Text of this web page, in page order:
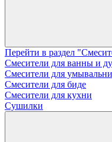
Перейти в раздел
Смесители для ванны и
Смесители для
Смесители для биде
Смесители для кухни
Сушилки